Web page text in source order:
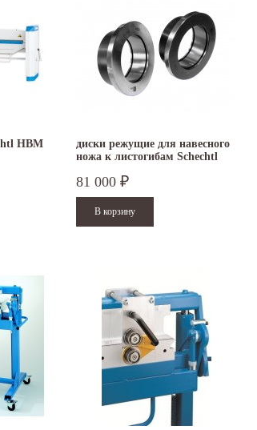
по 07 мая
по 11...
Приглашаем посетить наш стенд на 30-й
Международной промышленной выставке
"Металл-Экспо'2024", которая пройдет с
Читать дальше
HBM
диски режущие для навесного
ножа к листогибам Schechtl
81 000 ₽